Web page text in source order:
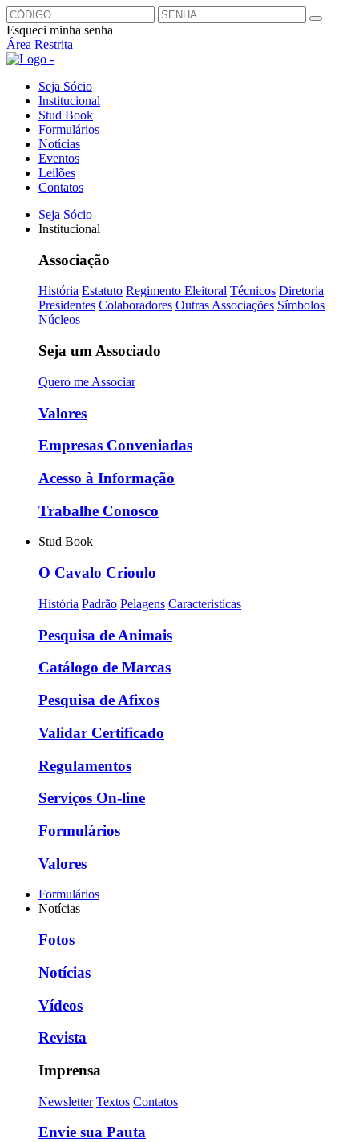
Esqueci minha senha
Área Restrita
Seja Sócio
Institucional
Stud Book
Formulários
Notícias
Eventos
Leilões
Contatos
Seja Sócio
Institucional
Associação
História Estatuto Regimento Eleitoral Técnicos Diretoria
Presidentes Colaboradores Outras Associações Símbolos
Núcleos
Seja um Associado
Quero me Associar
Valores
Empresas Conveniadas
Acesso à Informação
Trabalhe Conosco
Stud Book
O Cavalo Crioulo
História Padrão Pelagens Caracteristícas
Pesquisa de Animais
Catálogo de Marcas
Pesquisa de Afixos
Validar Certificado
Regulamentos
Serviços On-line
Formulários
Valores
Formulários
Notícias
Fotos
Notícias
Vídeos
Revista
Imprensa
Newsletter Textos Contatos
Envie sua Pauta